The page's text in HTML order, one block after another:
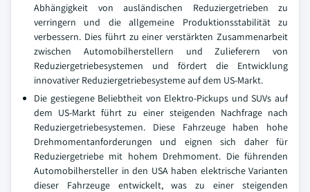
Abhängigkeit von ausländischen Reduziergetrieben zu
verringern und die allgemeine Produktionsstabilität zu
verbessern. Dies führt zu einer verstärkten Zusammenarbeit
zwischen Automobilherstellern und Zulieferern von
Reduziergetriebesystemen und fördert die Entwicklung
innovativer Reduziergetriebesysteme auf dem US-Markt.
Die gestiegene Beliebtheit von Elektro-Pickups und SUVs auf
dem US-Markt führt zu einer steigenden Nachfrage nach
Reduziergetriebesystemen. Diese Fahrzeuge haben hohe
Drehmomentanforderungen und eignen sich daher für
Reduziergetriebe mit hohem Drehmoment. Die führenden
Automobilhersteller in den USA haben elektrische Varianten
dieser Fahrzeuge entwickelt, was zu einer steigenden